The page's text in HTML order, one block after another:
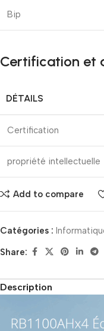
Bip
Certification et
DÉTAILS
Certification
propriété intellectuelle
Add to compare
Catégories :
Share:
Description